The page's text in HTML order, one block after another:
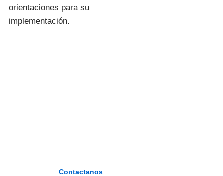
orientaciones para su
implementación.
Contactanos